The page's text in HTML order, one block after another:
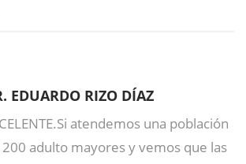
EDUARDO RIZO DÍAZ
atendemos una población
200 adulto mayores y vemos que las